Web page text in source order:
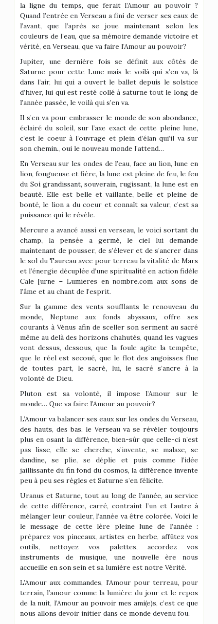
la ligne du temps, que ferait l’Amour au pouvoir ?
Quand l’entrée en Verseau a fini de verser ses eaux de
l’avant, que l’après se joue maintenant selon les
couleurs de l’eau, que sa mémoire demande victoire et
vérité, en Verseau, que va faire l’Amour au pouvoir?
Jupiter, une dernière fois se définit aux côtés de
Saturne pour cette Lune mais le voilà qui s’en va, là
dans l’air, lui qui a ouvert le ballet depuis le solstice
d’hiver, lui qui est resté collé à saturne tout le long de
l’année passée, le voilà qui s’en va.
Il s’en va pour embrasser le monde de son abondance,
éclairé du soleil, sur l’axe exact de cette pleine lune,
c’est le coeur à l’ouvrage et plein d’élan qui’il va sur
son chemin., oui le nouveau monde l’attend…
En Verseau sur les ondes de l’eau, face au lion, lune en
lion, fougueuse et fière, la lune est pleine de feu, le feu
du Soi grandissant, souverain, rugissant, la lune est en
beauté. Elle est belle et vaillante, belle et pleine de
bonté, le lion a du coeur et connaît sa valeur, c’est sa
puissance qui le révèle.
Mercure a avancé aussi en verseau, le voici sortant du
champ, la pensée a germé, le ciel lui demande
maintenant de pousser, de s’élever et de s’ancrer dans
le sol du Taureau avec pour terreau la vitalité de Mars
et l’énergie décuplée d’une spiritualité en action fidèle
Cale [urne – Lumieres en nombre.com aux sons de
l’âme et au chant de l’esprit.
Sur la gamme des vents soufflants le renouveau du
monde, Neptune aux fonds abyssaux, offre ses
courants à Vénus afin de sceller son serment au sacré
même au delà des horizons chahutés, quand les vagues
vont dessus, dessous, que la foule agite la tempête,
que le réel est secoué, que le flot des angoisses flue
de toutes part, le sacré, lui, le sacré s’ancre à la
volonté de Dieu.
Pluton est sa volonté, il impose l’Amour sur le
monde… Que va faire l’Amour au pouvoir?
L’Amour va balancer ses eaux sur les ondes du Verseau,
des hauts, des bas, le Verseau va se révéler toujours
plus en osant la différence, bien-sûr que celle-ci n’est
pas lisse, elle se cherche, s’invente, se malaxe, se
dandine, se plie, se déplie et puis comme l’idée
jaillissante du fin fond du cosmos, la différence invente
peu à peu ses règles et Saturne s’en félicite.
Uranus et Saturne, tout au long de l’année, au service
de cette différence, carré, contraint l’un et l’autre à
mélanger leur couleur, l’année va être colorée. Voici le
le message de cette lère pleine lune de l’année :
préparez vos pinceaux, artistes en herbe, affûtez vos
outils, nettoyez vos palettes, accordez vos
instruments de musique, une nouvelle ère nous
accueille en son sein et sa lumière est notre Vérité.
L’Amour aux commandes, l’Amour pour terreau, pour
terrain, l’amour comme la lumière du jour et le repos
de la nuit, l’Amour au pouvoir mes ami(e)s, c’est ce que
nous allons devoir initier dans ce monde devenu fou.